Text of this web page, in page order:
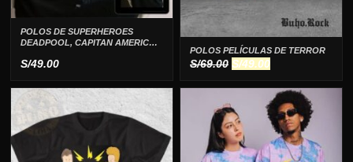
POLOS DE SUPERHEROES
DEADPOOL, CAPITAN AMERICA,
S/49.00
POLOS PELÍCULAS DE TERROR
S/69.00 El
era:
S/69.00.
S/49.00El
actual
es:
S/49.00.